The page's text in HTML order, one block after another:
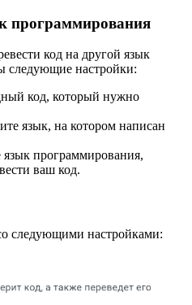
программирования
код на другой язык
следующие настройки:
код, который нужно
язык, на котором написан
язык программирования,
ваш код.
следующими настройками: